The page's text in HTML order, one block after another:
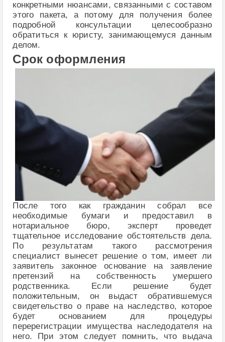
конкретными нюансами, связанными с составом
этого пакета, а потому для получения более
подробной консультации целесообразно
обратиться к юристу, занимающемуся данным
делом.
Срок оформления
После того как гражданин собрал все
необходимые бумаги и предоставил в
нотариальное бюро, эксперт проведет
тщательное исследование обстоятельств дела.
По результатам такого рассмотрения
специалист вынесет решение о том, имеет ли
заявитель законное основание на заявление
претензий на собственность умершего
родственника. Если решение будет
положительным, он выдаст обратившемуся
свидетельство о праве на наследство, которое
будет основанием для процедуры
перерегистрации имущества наследодателя на
него. При этом следует помнить, что выдача